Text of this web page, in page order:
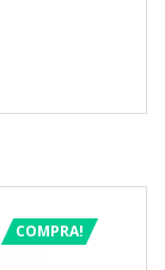
COMPRA!